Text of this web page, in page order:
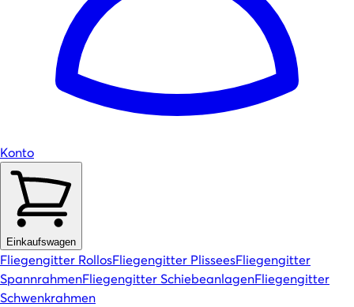
Konto
Einkaufswagen
Fliegengitter RollosFliegengitter PlisseesFliegengitter
SpannrahmenFliegengitter SchiebeanlagenFliegengitter
Schwenkrahmen